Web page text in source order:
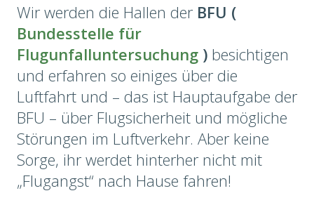
Wir werden die Hallen der BFU (
Bundesstelle für
Flugunfalluntersuchung ) besichtigen
und erfahren so einiges über die
Luftfahrt und – das ist Hauptaufgabe der
BFU – über Flugsicherheit und mögliche
Störungen im Luftverkehr. Aber keine
Sorge, ihr werdet hinterher nicht mit
„Flugangst“ nach Hause fahren!